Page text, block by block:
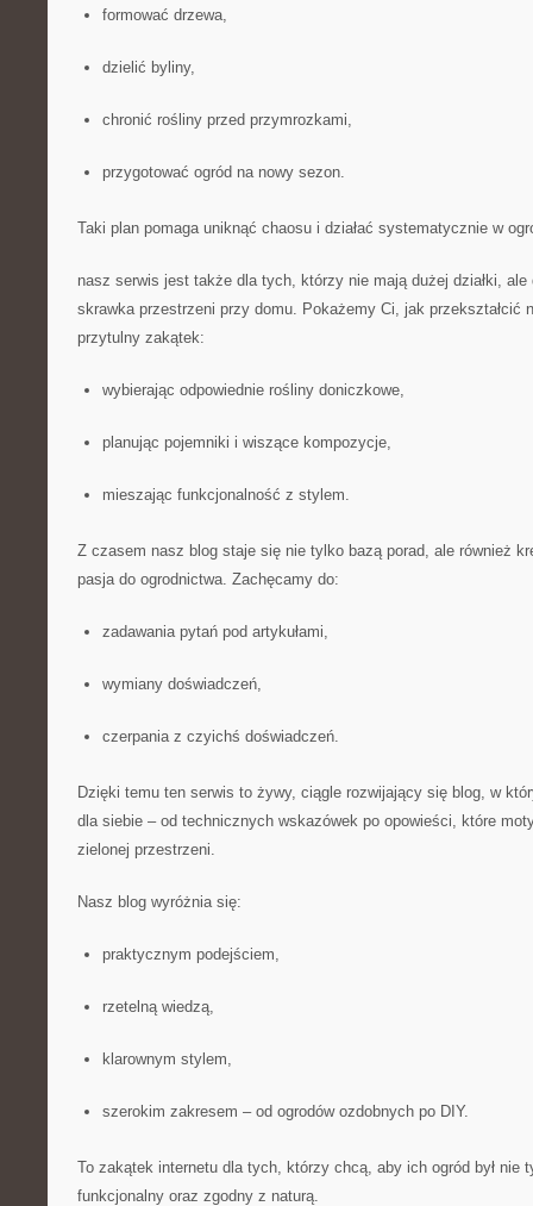
formować drzewa,
dzielić byliny,
chronić rośliny przed przymrozkami,
przygotować ogród na nowy sezon.
Taki plan pomaga uniknąć chaosu i działać systematycznie w
nasz serwis jest także dla tych, którzy nie mają dużej działki,
skrawka przestrzeni przy domu. Pokażemy Ci, jak przekształcić
przytulny zakątek:
wybierając odpowiednie rośliny doniczkowe,
planując pojemniki i wiszące kompozycje,
mieszając funkcjonalność z stylem.
Z czasem nasz blog staje się nie tylko bazą porad, ale również
pasja do ogrodnictwa. Zachęcamy do:
zadawania pytań pod artykułami,
wymiany doświadczeń,
czerpania z czyichś doświadczeń.
Dzięki temu ten serwis to żywy, ciągle rozwijający się blog, w
dla siebie – od technicznych wskazówek po opowieści, które
zielonej przestrzeni.
Nasz blog wyróżnia się:
praktycznym podejściem,
rzetelną wiedzą,
klarownym stylem,
szerokim zakresem – od ogrodów ozdobnych po DIY.
To zakątek internetu dla tych, którzy chcą, aby ich ogród był nie
funkcjonalny oraz zgodny z naturą.